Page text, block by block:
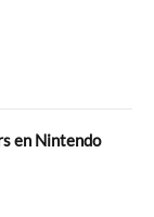
en Nintendo